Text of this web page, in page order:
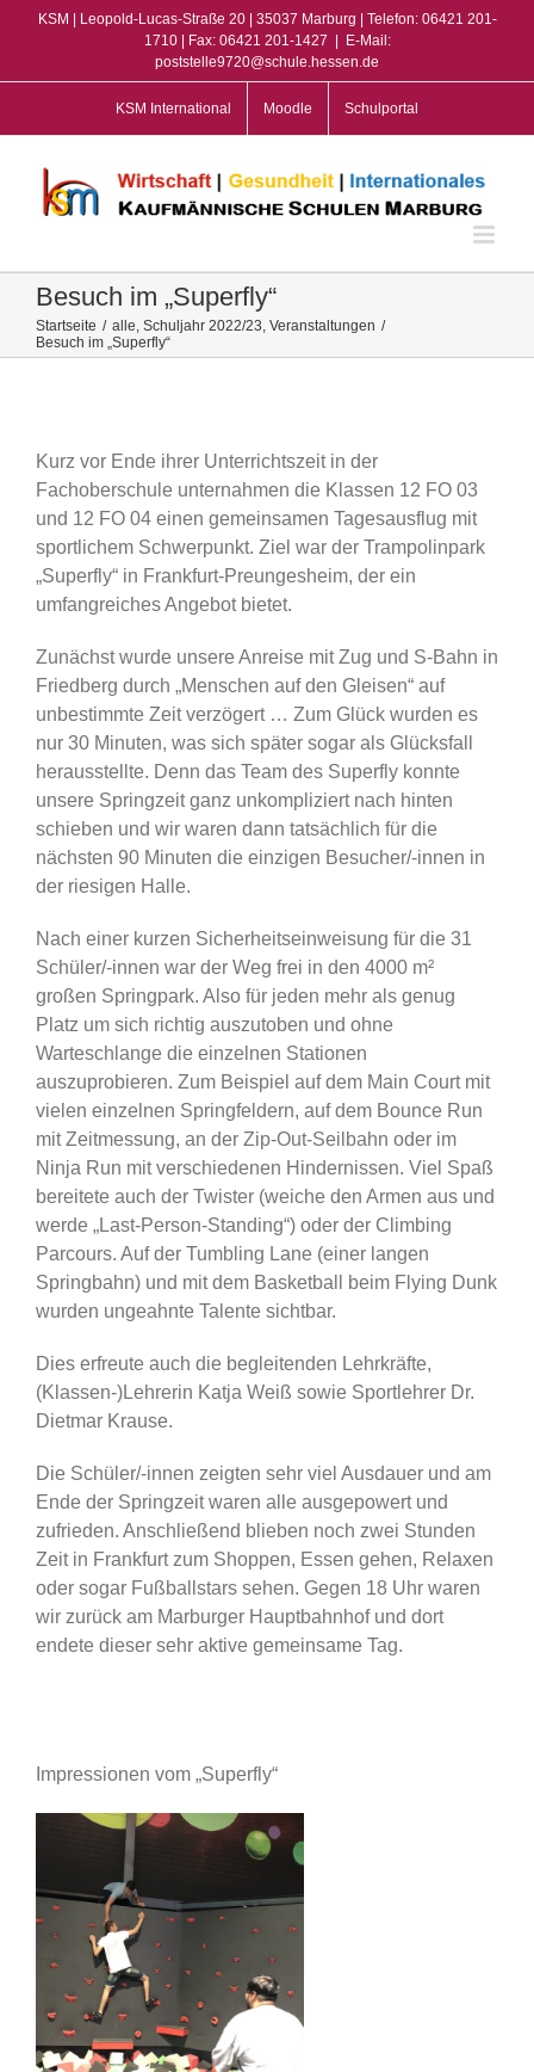
KSM | Leopold-Lucas-Straße 20 | 35037 Marburg | Telefon: 06421 201-
1710 | Fax: 06421 201-1427
E-Mail:
poststelle9720@schule.hessen.de
KSM International Moodle Schulportal
Besuch im „Superfly“
Startseite / alle, Schuljahr 2022/23, Veranstaltungen /
Besuch im „Superfly“
Kurz vor Ende ihrer Unterrichtszeit in der
Fachoberschule unternahmen die Klassen 12 FO 03
und 12 FO 04 einen gemeinsamen Tagesausflug mit
sportlichem Schwerpunkt. Ziel war der Trampolinpark
„Superfly“ in Frankfurt-Preungesheim, der ein
umfangreiches Angebot bietet.
Zunächst wurde unsere Anreise mit Zug und S-Bahn in
Friedberg durch „Menschen auf den Gleisen“ auf
unbestimmte Zeit verzögert … Zum Glück wurden es
nur 30 Minuten, was sich später sogar als Glücksfall
herausstellte. Denn das Team des Superfly konnte
unsere Springzeit ganz unkompliziert nach hinten
schieben und wir waren dann tatsächlich für die
nächsten 90 Minuten die einzigen Besucher/-innen in
der riesigen Halle.
Nach einer kurzen Sicherheitseinweisung für die 31
Schüler/-innen war der Weg frei in den 4000 m²
großen Springpark. Also für jeden mehr als genug
Platz um sich richtig auszutoben und ohne
Warteschlange die einzelnen Stationen
auszuprobieren. Zum Beispiel auf dem Main Court mit
vielen einzelnen Springfeldern, auf dem Bounce Run
mit Zeitmessung, an der Zip-Out-Seilbahn oder im
Ninja Run mit verschiedenen Hindernissen. Viel Spaß
bereitete auch der Twister (weiche den Armen aus und
werde „Last-Person-Standing“) oder der Climbing
Parcours. Auf der Tumbling Lane (einer langen
Springbahn) und mit dem Basketball beim Flying Dunk
wurden ungeahnte Talente sichtbar.
Dies erfreute auch die begleitenden Lehrkräfte,
(Klassen-)Lehrerin Katja Weiß sowie Sportlehrer Dr.
Dietmar Krause.
Die Schüler/-innen zeigten sehr viel Ausdauer und am
Ende der Springzeit waren alle ausgepowert und
zufrieden. Anschließend blieben noch zwei Stunden
Zeit in Frankfurt zum Shoppen, Essen gehen, Relaxen
oder sogar Fußballstars sehen. Gegen 18 Uhr waren
wir zurück am Marburger Hauptbahnhof und dort
endete dieser sehr aktive gemeinsame Tag.
Impressionen vom „Superfly“